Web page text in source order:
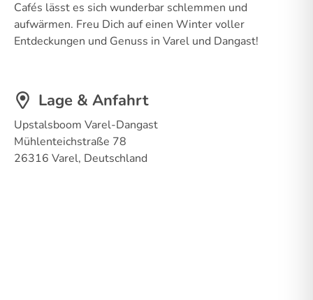
Cafés lässt es sich wunderbar schlemmen und
aufwärmen. Freu Dich auf einen Winter voller
Entdeckungen und Genuss in Varel und Dangast!
Lage & Anfahrt
Upstalsboom Varel-Dangast
Mühlenteichstraße 78
26316 Varel, Deutschland